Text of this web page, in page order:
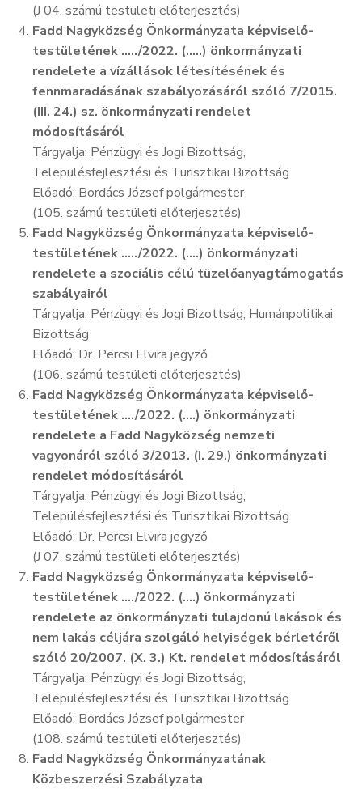
(J 04. számú testületi előterjesztés)
Fadd Nagyközség Önkormányzata képviselő-
testületének …../2022. (…..) önkormányzati
rendelete a vízállások létesítésének és
fennmaradásának szabályozásáról szóló 7/2015.
(III. 24.) sz. önkormányzati rendelet
módosításáról
Tárgyalja: Pénzügyi és Jogi Bizottság,
Településfejlesztési és Turisztikai Bizottság
Előadó: Bordács József polgármester
(105. számú testületi előterjesztés)
Fadd Nagyközség Önkormányzata képviselő-
testületének …../2022. (….) önkormányzati
rendelete a szociális célú tüzelőanyagtámogatás
szabályairól
Tárgyalja: Pénzügyi és Jogi Bizottság, Humánpolitikai
Bizottság
Előadó: Dr. Percsi Elvira jegyző
(106. számú testületi előterjesztés)
Fadd Nagyközség Önkormányzata képviselő-
testületének …./2022. (….) önkormányzati
rendelete a Fadd Nagyközség nemzeti
vagyonáról szóló 3/2013. (I. 29.) önkormányzati
rendelet módosításáról
Tárgyalja: Pénzügyi és Jogi Bizottság,
Településfejlesztési és Turisztikai Bizottság
Előadó: Dr. Percsi Elvira jegyző
(J 07. számú testületi előterjesztés)
Fadd Nagyközség Önkormányzata képviselő-
testületének …./2022. (….) önkormányzati
rendelete az önkormányzati tulajdonú lakások és
nem lakás céljára szolgáló helyiségek bérletéről
szóló 20/2007. (X. 3.) Kt. rendelet módosításáról
Tárgyalja: Pénzügyi és Jogi Bizottság,
Településfejlesztési és Turisztikai Bizottság
Előadó: Bordács József polgármester
(108. számú testületi előterjesztés)
Fadd Nagyközség Önkormányzatának
Közbeszerzési Szabályzata